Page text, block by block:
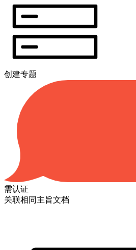
创建专题
需认证
关联相同主旨文档